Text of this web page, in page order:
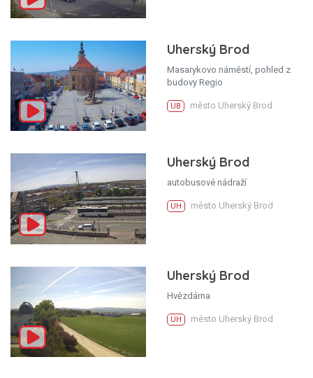
Uherský Brod
Masarykovo náměstí, pohled z
budovy Regio
UB město Uherský Brod
Uherský Brod
autobusové nádraží
UH město Uherský Brod
Uherský Brod
Hvězdárna
UH město Uherský Brod